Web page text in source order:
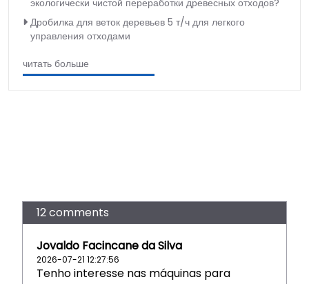
экологически чистой переработки древесных отходов?
Дробилка для веток деревьев 5 т/ч для легкого
управления отходами
читать больше
12 comments
Jovaldo Facincane da Silva
2026-07-21 12:27:56
Tenho interesse nas máquinas para